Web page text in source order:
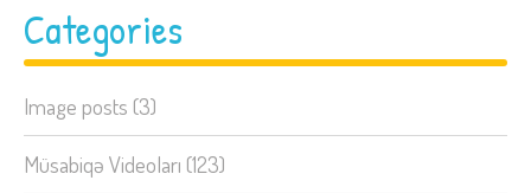
Categories
Image posts (3)
Müsabiqə Videoları (123)